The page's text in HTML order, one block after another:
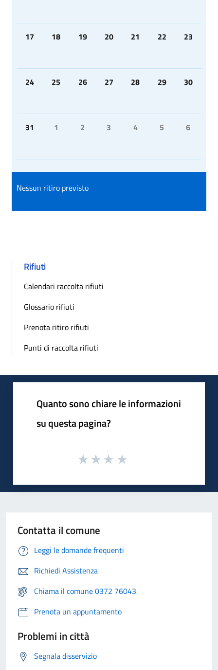
17 18 19 20 21 22 23
24 25 26 27 28 29 30
31 1 2 3 4 5 6
Nessun ritiro previsto
Rifiuti
Calendari raccolta rifiuti
Glossario rifiuti
Prenota ritiro rifiuti
Punti di raccolta rifiuti
Quanto sono chiare le informazioni
su questa pagina?
Contatta il comune
Leggi le domande frequenti
Richiedi Assistenza
Chiama il comune 0372 76043
Prenota un appuntamento
Problemi in città
Segnala disservizio